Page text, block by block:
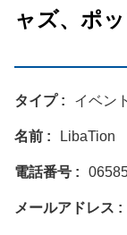
ャズ、ポ
タイプ イベント
名前 LibaTion
電話番号
メールアドレス